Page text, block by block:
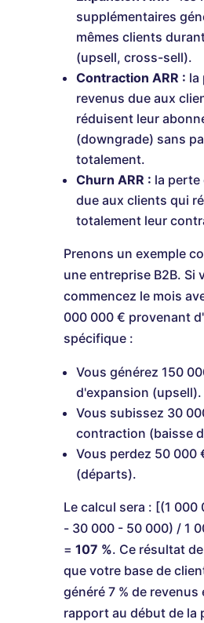
supplémentaires
mêmes clients
(upsell, cross-sell).
Contraction ARR : la
revenus due aux
réduisent leur
(downgrade) sans
totalement.
Churn ARR : la perte
due aux clients qui
totalement leur
Prenons un exemple
une entreprise B2B. Si
commencez le mois
000 000 € provenant
spécifique :
Vous générez 150
d'expansion (upsell).
Vous subissez 30
contraction (baisse
Vous perdez 50 000
(départs).
Le calcul sera : [(1 000
- 30 000 - 50 000) / 1
= 107 %. Ce résultat
que votre base de
généré 7 % de revenus
rapport au début de la